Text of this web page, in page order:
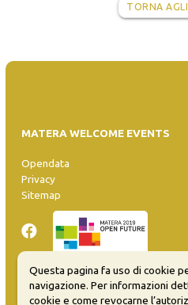
TORNA
MATERA WELCOME EVENTS
Opendata
Privacy
Sitemap
Inserisci evento
Questa pagina fa uso di cookie
navigazione. Per informazioni
cookie e come revocarne